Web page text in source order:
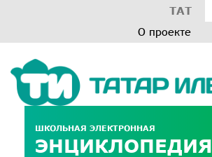
ТАТ
О проекте
ШКОЛЬНАЯ ЭЛЕКТРОННАЯ
ЭНЦИКЛОПЕДИЯ